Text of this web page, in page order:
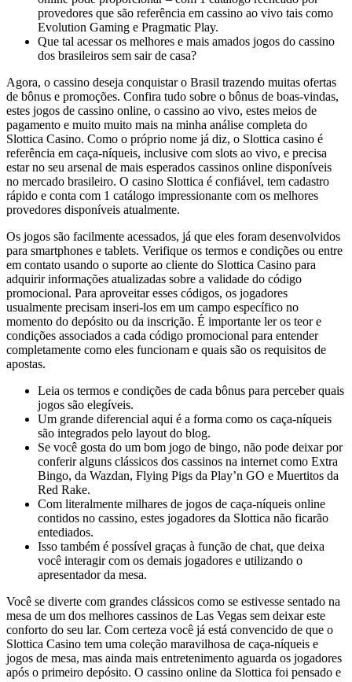
provedores que são referência em cassino ao vivo tais como
Evolution Gaming e Pragmatic Play.
Que tal acessar os melhores e mais amados jogos do cassino
dos brasileiros sem sair de casa?
Agora, o cassino deseja conquistar o Brasil trazendo muitas ofertas
de bônus e promoções. Confira tudo sobre o bônus de boas-vindas,
estes jogos de cassino online, o cassino ao vivo, estes meios de
pagamento e muito muito mais na minha análise completa do
Slottica Casino. Como o próprio nome já diz, o Slottica casino é
referência em caça-níqueis, inclusive com slots ao vivo, e precisa
estar no seu arsenal de mais esperados cassinos online disponíveis
no mercado brasileiro. O casino Slottica é confiável, tem cadastro
rápido e conta com 1 catálogo impressionante com os melhores
provedores disponíveis atualmente.
Os jogos são facilmente acessados, já que eles foram desenvolvidos
para smartphones e tablets. Verifique os termos e condições ou entre
em contato usando o suporte ao cliente do Slottica Casino para
adquirir informações atualizadas sobre a validade do código
promocional. Para aproveitar esses códigos, os jogadores
usualmente precisam inseri-los em um campo específico no
momento do depósito ou da inscrição. É importante ler os teor e
condições associados a cada código promocional para entender
completamente como eles funcionam e quais são os requisitos de
apostas.
Leia os termos e condições de cada bônus para perceber quais
jogos são elegíveis.
Um grande diferencial aqui é a forma como os caça-níqueis
são integrados pelo layout do blog.
Se você gosta do um bom jogo de bingo, não pode deixar por
conferir alguns clássicos dos cassinos na internet como Extra
Bingo, da Wazdan, Flying Pigs da Play’n GO e Muertitos da
Red Rake.
Com literalmente milhares de jogos de caça-níqueis online
contidos no cassino, estes jogadores da Slottica não ficarão
entediados.
Isso também é possível graças à função de chat, que deixa
você interagir com os demais jogadores e utilizando o
apresentador da mesa.
Você se diverte com grandes clássicos como se estivesse sentado na
mesa de um dos melhores cassinos de Las Vegas sem deixar este
conforto do seu lar. Com certeza você já está convencido de que o
Slottica Casino tem uma coleção maravilhosa de caça-níqueis e
jogos de mesa, mas ainda mais entretenimento aguarda os jogadores
após o primeiro depósito. O cassino online da Slottica foi pensado e